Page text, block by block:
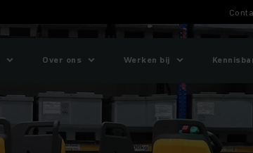
Over ons Werken bij